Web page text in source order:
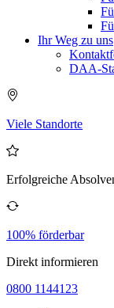
Ihr Weg zu uns
DAA-
Viele Standorte
Erfolgreiche
100% förderbar
Direkt informieren
0800 1144123